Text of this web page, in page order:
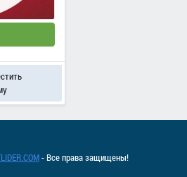
- Все права защищены!